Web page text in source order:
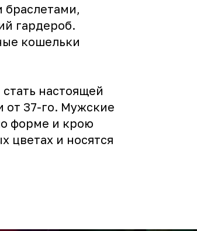
гардероб.
кошельки
настоящей
от 37-го. Мужские
форме и крою
цветах и носятся